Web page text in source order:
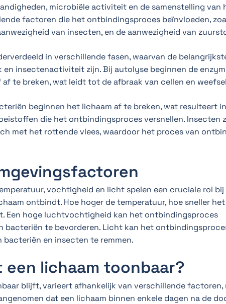
microbiële activiteit en de samenstelling van
factoren die het ontbindingsproces beïnvloeden,
van insecten, en de aanwezigheid van
in verschillende fasen, waarvan de
en insectenactiviteit zijn. Bij autolyse beginnen de
te breken, wat leidt tot de afbraak van cellen en
beginnen het lichaam af te breken, wat resulteert
die het ontbindingsproces versnellen. Insecten
met het rottende vlees, waardoor het proces van
vochtigheid en licht spelen een cruciale rol
ontbindt. Hoe hoger de temperatuur, hoe sneller het
Een hoge luchtvochtigheid kan het ontbindingsproces
bacteriën te bevorderen. Licht kan het
en insecten te remmen.
een lichaam toonbaar?
blijft, varieert afhankelijk van verschillende factoren,
dat een lichaam binnen enkele dagen na de